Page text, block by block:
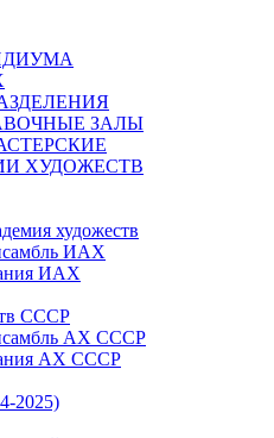
ЗАЛЫ
ХУДОЖЕСТВ
художеств
ИАХ
ИАХ
СССР
АХ СССР
АХ СССР
2025)